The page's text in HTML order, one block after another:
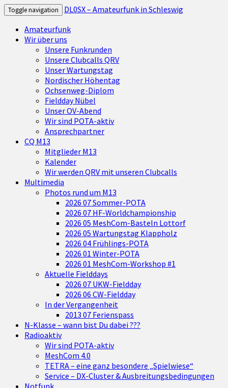
Toggle navigation
DL0SX – Amateurfunk in Schleswig
Amateurfunk
Wir über uns
Unsere Funkrunden
Unsere Clubcalls QRV
Unser Wartungstag
Nordischer Höhentag
Ochsenweg-Diplom
Fieldday Nübel
Unser OV-Abend
Wir sind POTA-aktiv
Ansprechpartner
CQ M13
Mitglieder M13
Kalender
Wir werden QRV mit unseren Clubcalls
Multimedia
Photos rund um M13
2026 07 Sommer-POTA
2026 07 HF-Worldchampionship
2026 05 MeshCom-Basteln Lottorf
2026 05 Wartungstag Klappholz
2026 04 Frühlings-POTA
2026 01 Winter-POTA
2026 01 MeshCom-Workshop #1
Aktuelle Fielddays
2026 07 UKW-Fieldday
2026 06 CW-Fieldday
In der Vergangenheit
2013 07 Ferienspass
N-Klasse – wann bist Du dabei ???
Radioaktiv
Wir sind POTA-aktiv
MeshCom 4.0
TETRA – eine ganz besondere „Spielwiese“
Service – DX-Cluster & Ausbreitungsbedingungen
Notfunk